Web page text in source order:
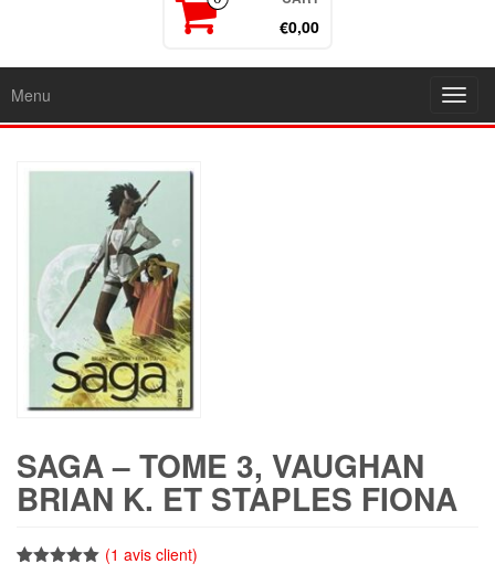
€0,00
Menu
SAGA – TOME 3, VAUGHAN
BRIAN K. ET STAPLES FIONA
(1 avis client)